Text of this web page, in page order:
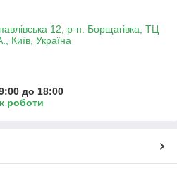
12, р-н. Борщагівка, ТЦ
Київ, Україна
до 18:00
роботи